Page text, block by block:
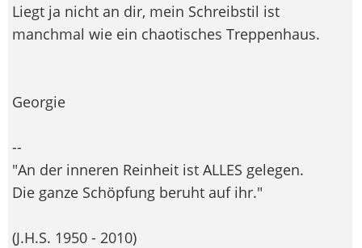
Liegt ja nicht an dir, mein Schreibstil ist
manchmal wie ein chaotisches Treppenhaus.
Georgie
--
"An der inneren Reinheit ist ALLES gelegen.
Die ganze Schöpfung beruht auf ihr."
(J.H.S. 1950 - 2010)